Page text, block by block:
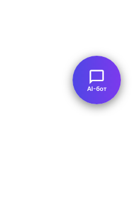
AI-бот